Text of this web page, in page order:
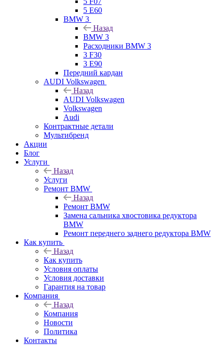
5 E60
BMW 3
Назад
BMW 3
Расходники BMW 3
3 F30
3 E90
Передний кардан
AUDI Volkswagen
Назад
AUDI Volkswagen
Volkswagen
Audi
Контрактные детали
Мультибренд
Акции
Блог
Услуги
Назад
Услуги
Ремонт BMW
Назад
Ремонт BMW
Замена сальника хвостовика редуктора
BMW
Ремонт переднего заднего редуктора BMW
Как купить
Назад
Как купить
Условия оплаты
Условия доставки
Гарантия на товар
Компания
Назад
Компания
Новости
Политика
Контакты